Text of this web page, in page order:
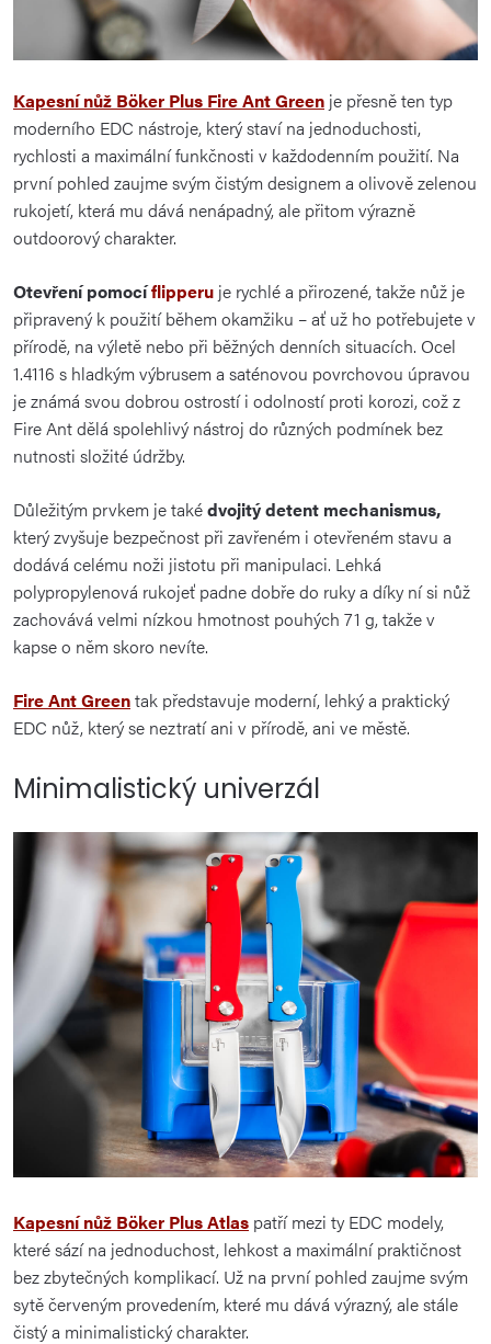
Kapesní nůž Böker Plus Fire Ant Green je přesně ten typ
moderního EDC nástroje, který staví na jednoduchosti,
rychlosti a maximální funkčnosti v každodenním použití. Na
první pohled zaujme svým čistým designem a olivově zelenou
rukojetí, která mu dává nenápadný, ale přitom výrazně
outdoorový charakter.
Otevření pomocíflipperu je rychlé a přirozené, takže nůž je
připravený k použití během okamžiku – ať už ho potřebujete v
přírodě, na výletě nebo při běžných denních situacích. Ocel
1.4116 s hladkým výbrusem a saténovou povrchovou úpravou
je známá svou dobrou ostrostí i odolností proti korozi, což z
Fire Ant dělá spolehlivý nástroj do různých podmínek bez
nutnosti složité údržby.
Důležitým prvkem je takédvojitý detent mechanismus,
který zvyšuje bezpečnost při zavřeném i otevřeném stavu a
dodává celému noži jistotu při manipulaci. Lehká
polypropylenová rukojeť padne dobře do ruky a díky ní si nůž
zachovává velmi nízkou hmotnost pouhých 71 g, takže v
kapse o něm skoro nevíte.
Fire Ant Greentak představuje moderní, lehký a praktický
EDC nůž, který se neztratí ani v přírodě, ani ve městě.
Minimalistický univerzál
Kapesní nůž Böker Plus Atlas patří mezi ty EDC modely,
které sází na jednoduchost, lehkost a maximální praktičnost
bez zbytečných komplikací. Už na první pohled zaujme svým
sytě červeným provedením, které mu dává výrazný, ale stále
čistý a minimalistický charakter.